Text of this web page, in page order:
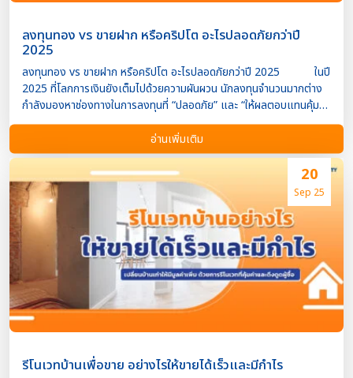
ลงทุนทอง vs ขายฝาก หรือคริปโต อะไรปลอดภัยกว่าปี
2025
ลงทุนทอง vs ขายฝาก หรือคริปโต อะไรปลอดภัยกว่าปี 2025 ในปี
2025 ที่โลกการเงินยังเต็มไปด้วยความผันผวน นักลงทุนจำนวนมากต่าง
กำลังมองหาช่องทางในการลงทุนที่ “ปลอดภัย” และ “ให้ผลตอบแทนคุ้ม
ค่า” หนึ่งในคำถามยอดฮิตคือ ระหว่างการลงทุนในทองคำ การขายฝาก
ทรัพย์สิน หรือการถือครองคริปโตเคอร์เรนซี แบบไหนปลอดภัยกว่ากัน?
บทความนี้ Property4Cash จะพาคุณไปวิเคราะห์จุดเด่น จุดเสี่ยง และ
ศักยภาพของการลงทุนแต่ละประเภท เพื่อช่วยคุณตัดสินใจได้ดีขึ้นในปี
2025 1. ทองคำ สินทรัพย์ปลอดภัยตลอดกาล? ข้อดี เป็น
สินทรัพย์ที่ ถือมูลค่าได้ในระยะยาว ป้องกันเงินเฟ้อได้ดี เป็นที่ยอมรับทั่ว
โลก และมีตลาดรองเสถียร มีสภาพคล่องสูง ขายได้ง่าย ข้อควร
ระวัง ราคาทองอาจไม่เติบโตเร็วในช่วงเศรษฐกิจปกติ รายได้จากทองไม่มี
Passive Income เสี่ยงต่อการขาดทุนจากความผันผวนระยะสั้น เหมาะ
กับ : ผู้ที่ต้องการเก็บเงินในรูปแบบทรัพย์สินระยะยาว นักลงทุนที่เน้นความ
ปลอดภัยมากกว่ากำไรสูง 2. ขายฝาก รายได้จากทรัพย์สินแบบมีหลัก
ประกัน ข้อดี ได้ผลตอบแทนดอกเบี้ยคงที่ เช่น 10-15% ต่อปี มี
หลักทรัพ […]
อ่านเพิ่มเติม
20
Sep 25
รีโนเวทบ้านเพื่อขาย อย่างไรให้ขายได้เร็วและมีกำไร